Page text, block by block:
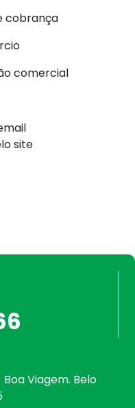
comercial
site
Viagem. Belo